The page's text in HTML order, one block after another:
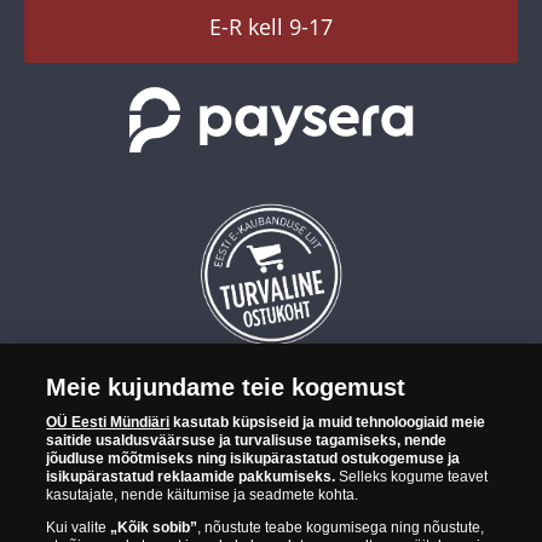
E-R kell 9-17
OÜ Eesti Mündiäri on maailma tuntumate rahapajade
kollektsioonimüntide ja -medalite levitaja Eestis. OÜ Eesti Mündiäri
kuulub ettevõttele "Samlerhuset Group“.
Euroopa ühel suuremal mündilevitajate grupil "Samlerhuset
Group" on allüksused 14 Euroopa riigis. Ettevõtete grupile kuulub
Norra vanim, endine riiklik rahapaja, mis tegutseb alates 1686.
Meie kujundame teie kogemust
OÜ Eesti Mündiäri kasutab küpsiseid ja muid tehnoloogiaid meie
saitide usaldusväärsuse ja turvalisuse tagamiseks, nende
jõudluse mõõtmiseks ning isikupärastatud ostukogemuse ja
isikupärastatud reklaamide pakkumiseks. Selleks kogume teavet
kasutajate, nende käitumise ja seadmete kohta.
Kui valite „Kõik sobib”, nõustute teabe kogumisega ning nõustute,